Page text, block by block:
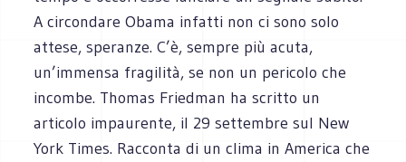
A circondare Obama infatti non ci sono solo
attese, speranze. C’è, sempre più acuta,
un’immensa fragilità, se non un pericolo che
incombe. Thomas Friedman ha scritto un
articolo impaurente, il 29 settembre sul New
York Times. Racconta di un clima in America che